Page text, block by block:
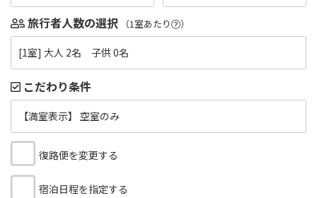
旅行者人数の選択 （1室あたり ）
[1室] 大人 2名 子供 0名
こだわり条件
【満室表示】 空室のみ
復路便を変更する
宿泊日程を指定する